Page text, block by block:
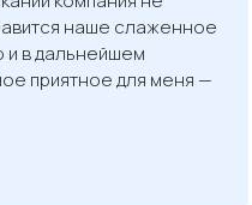
наше слаженное
и в дальнейшем
приятное для меня —